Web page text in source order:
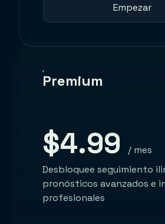
Empezar
Premium
$4.99
/ mes
Desbloquee seguimiento
pronósticos avanzados e
profesionales